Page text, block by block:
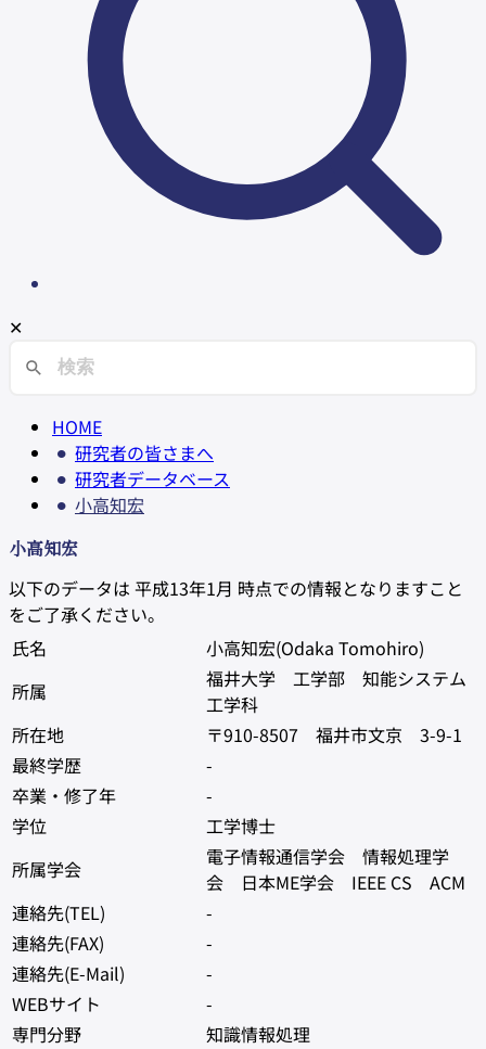
✕
HOME
研究者の皆さまへ
研究者データベース
小高知宏
小高知宏
以下のデータは 平成13年1月 時点での情報となりますこと
をご了承ください。
氏名
小高知宏(Odaka Tomohiro)
所属
福井大学 工学部 知能システム
工学科
所在地
〒910-8507 福井市文京 3-9-1
最終学歴
-
卒業・修了年
-
学位
工学博士
所属学会
電子情報通信学会 情報処理学
会 日本ME学会 IEEE CS ACM
連絡先(TEL)
-
連絡先(FAX)
-
連絡先(E-Mail)
-
WEBサイト
-
専門分野
知識情報処理